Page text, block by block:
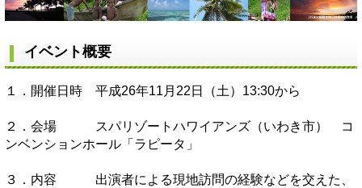
イベント概要
１．開催日時 平成26年11月22日（土）13:30から
２．会場 スパリゾートハワイアンズ（いわき市） コ
ンベンションホール「ラピータ」
３．内容 出演者による現地訪問の経験などを交えた、